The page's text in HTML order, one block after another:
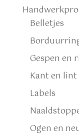
Belletjes
Gespen en
Kant en lint
Labels
Ogen en